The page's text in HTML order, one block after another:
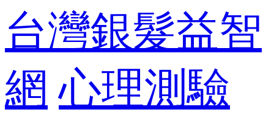
台灣銀髮益智
網 心理測驗